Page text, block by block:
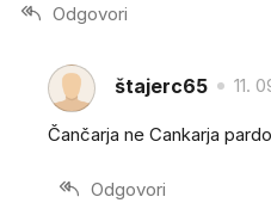
Odgovori
štajerc65 11.
Čančarja ne Cankarja
Odgovori